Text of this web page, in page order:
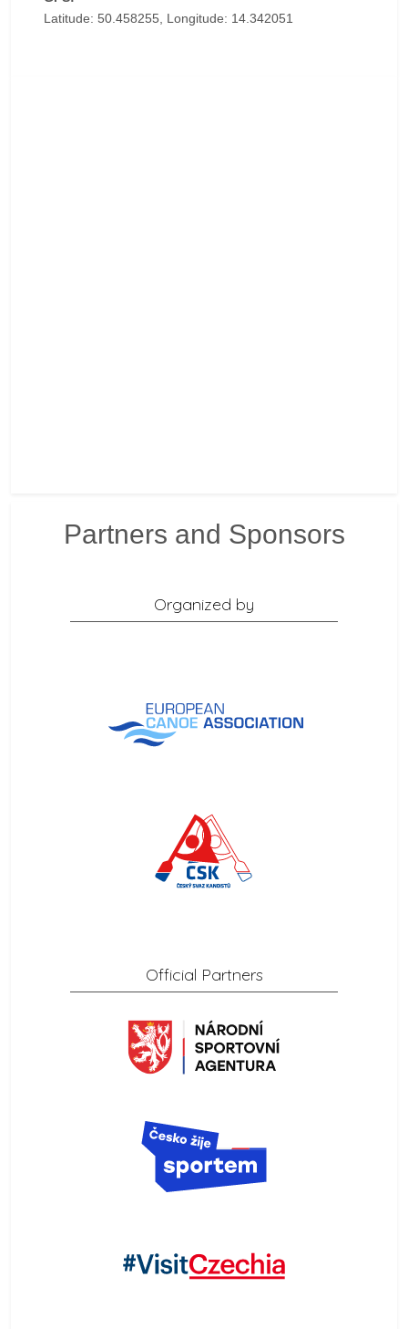
Latitude: 50.458255, Longitude: 14.342051
Partners and Sponsors
Organized by
Official Partners